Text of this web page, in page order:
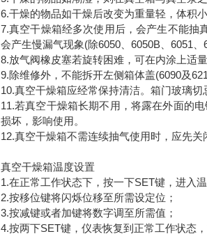
6.干燥的物品如干燥后改变为重量轻，体积
7.真空干燥箱经多次使用后，会产生不能
会产生慢漏气现象(除6050、6050B、6051
8.放气阀橡皮塞若旋转困难，可在内涂上适
9.除维修外，不能拆开左侧箱体盖(6090及
10.真空干燥箱应经常保持清洁。箱门玻璃
11.若真空干燥箱长期不用，将露在外面的
损坏，影响使用。
12.真空干燥箱不需连续抽气使用时，应先
真空干燥箱温度设置
1.在正常工作状态下，按一下SET键，进入
2.按移位键将闪烁位移至所需设定位；
3.按减键或者加键将数字调至所需值；
4.按两下SET键，仪表恢复到正常工作状态